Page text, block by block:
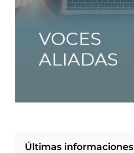
Últimas informaciones